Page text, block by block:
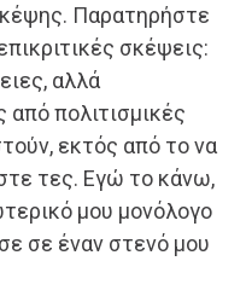
Παρατηρήστε
σκέψεις:
αλλά
πολιτισμικές
εκτός από το να
τες. Εγώ το κάνω,
μου μονόλογο
σε έναν στενό μου